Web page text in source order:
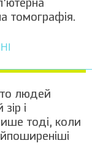
томографія.
людей
і
тоді, коли